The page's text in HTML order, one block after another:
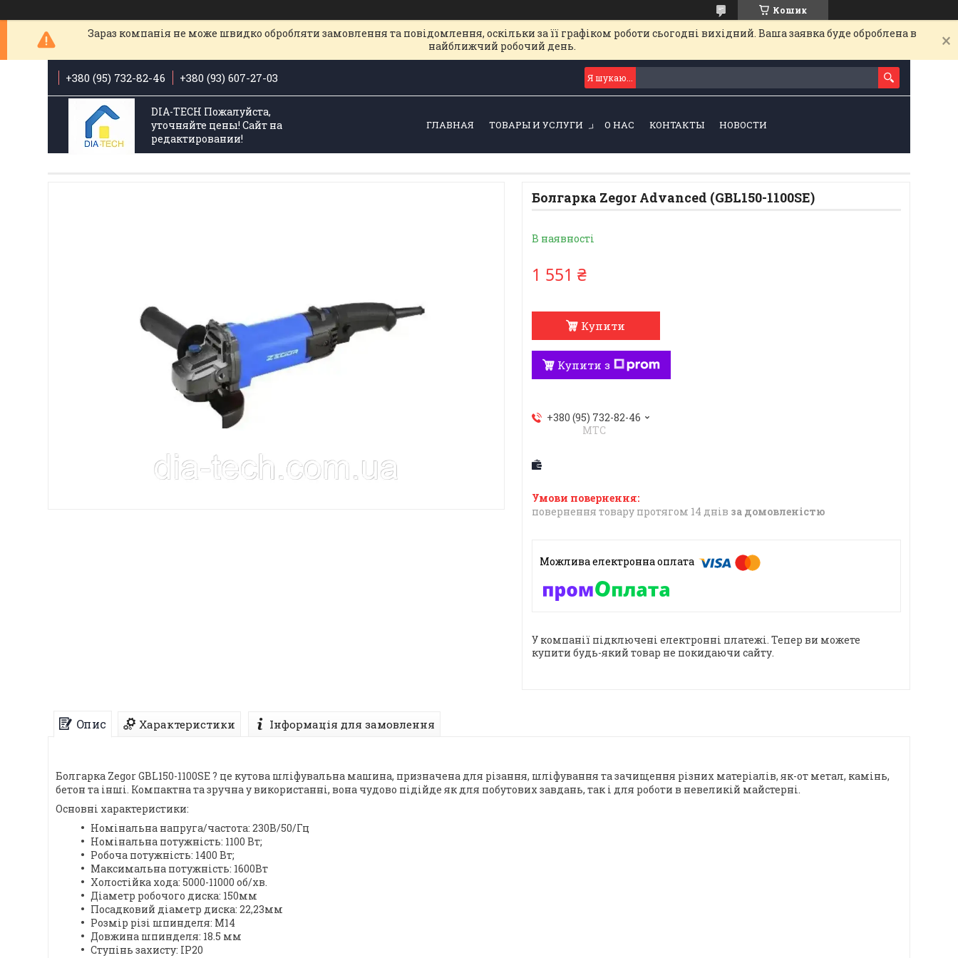
Кошик
Зараз компанія не може швидко обробляти замовлення та повідомлення, оскільки за її графіком роботи сьогодні вихідний. Ваша заявка буде оброблена в
найближчий робочий день.
+380 (95) 732-82-46 +380 (93) 607-27-03
DIA-TECH Пожалуйста,
уточняйте цены! Сайт на
редактировании!
ГЛАВНАЯ ТОВАРЫ И УСЛУГИ О НАС КОНТАКТЫ НОВОСТИ
Болгарка Zegor Advanced (GBL150-1100SE)
В наявності
1 551 ₴
Купити
Купити з
+380 (95) 732-82-46
МТС
повернення товару протягом 14 днів за домовленістю
У компанії підключені електронні платежі. Тепер ви можете
купити будь-який товар не покидаючи сайту.
Опис Характеристики Інформація для замовлення
Болгарка Zegor GBL150-1100SE ? це кутова шліфувальна машина, призначена для різання, шліфування та зачищення різних матеріалів, як-от метал, камінь,
бетон та інші. Компактна та зручна у використанні, вона чудово підійде як для побутових завдань, так і для роботи в невеликій майстерні.
Основні характеристики:
Номінальна напруга/частота: 230В/50/Гц
Номінальна потужність: 1100 Вт;
Робоча потужність: 1400 Вт;
Максимальна потужність: 1600Вт
Холостійка хода: 5000-11000 об/хв.
Діаметр робочого диска: 150мм
Посадковий діаметр диска: 22,23мм
Розмір різі шпинделя: M14
Довжина шпинделя: 18.5 мм
Ступінь захисту: IP20